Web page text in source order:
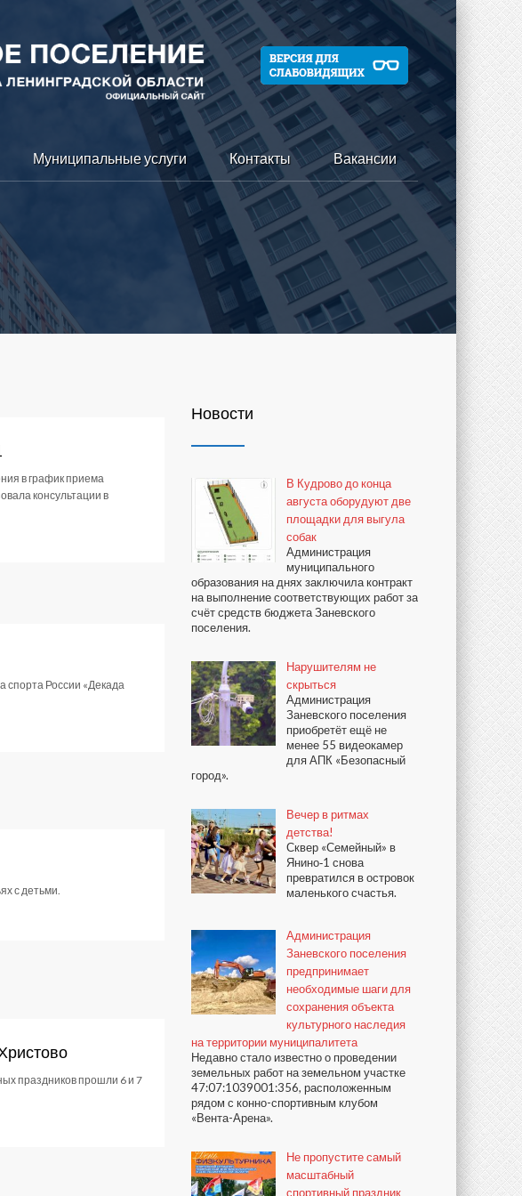
Муниципальные услуги Контакты Вакансии
в график приема
консультации в
спорта России «Декада
с детьми.
праздников прошли 6 и 7
Новости
В Кудрово до конца
августа оборудуют две
площадки для выгула
собак
Администрация
муниципального
образования на днях заключила контракт
на выполнение соответствующих работ за
счёт средств бюджета Заневского
поселения.
Нарушителям не
скрыться
Администрация
Заневского поселения
приобретёт ещё не
менее 55 видеокамер
для АПК «Безопасный
город».
Вечер в ритмах
детства!
Сквер «Семейный» в
Янино‑1 снова
превратился в островок
маленького счастья.
Администрация
Заневского поселения
предпринимает
необходимые шаги для
сохранения объекта
культурного наследия
на территории муниципалитета
Недавно стало известно о проведении
земельных работ на земельном участке
47:07:1039001:356, расположенным
рядом с конно-спортивным клубом
«Вента-Арена».
Не пропустите самый
масштабный
спортивный праздник